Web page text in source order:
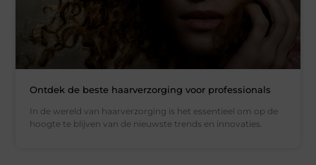
Ontdek de beste haarverzorging voor professionals
In de wereld van haarverzorging is het essentieel om op de
hoogte te blijven van de nieuwste trends en innovaties.